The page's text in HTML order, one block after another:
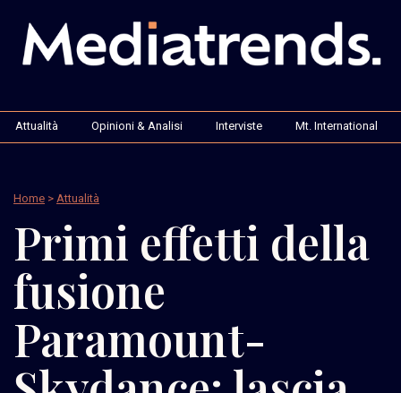
Attualità Opinioni & Analisi Interviste Mt. International
Home > Attualità
Primi effetti della
fusione
Paramount-